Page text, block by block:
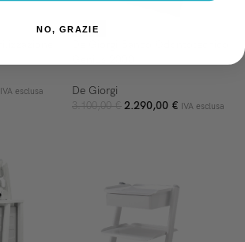
IVA esclusa
-26%
De Giorgi
3.100,00€ 2.290,00 € IVA esclusa
NO, GRAZIE